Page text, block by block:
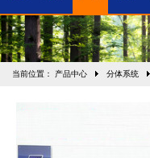
当前位置： 产品中心 分体系统